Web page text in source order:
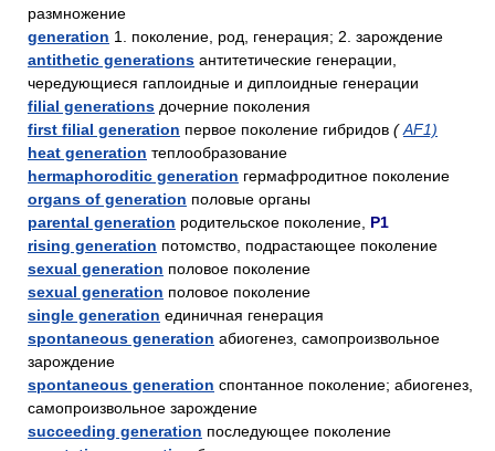
размножение
generation 1. поколение, род, генерация; 2. зарождение
antithetic generations антитетические генерации,
чередующиеся гаплоидные и диплоидные генерации
filial generations дочерние поколения
first filial generation первое поколение гибридов ( AF1)
heat generation теплообразование
hermaphoroditic generation гермафродитное поколение
organs of generation половые органы
parental generation родительское поколение, P1
rising generation потомство, подрастающее поколение
sexual generation половое поколение
sexual generation половое поколение
single generation единичная генерация
spontaneous generation абиогенез, самопроизвольное
зарождение
spontaneous generation спонтанное поколение; абиогенез,
самопроизвольное зарождение
succeeding generation последующее поколение